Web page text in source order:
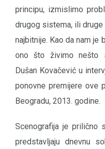
principu, izmislimo
drugog sistema, ili
najbitnije. Kao da nam je
ono što živimo nešto
Dušan Kovačević u
ponovne premijere ove
Beogradu, 2013. godine.
Scenografija je prilično
predstavljaju dnevnu